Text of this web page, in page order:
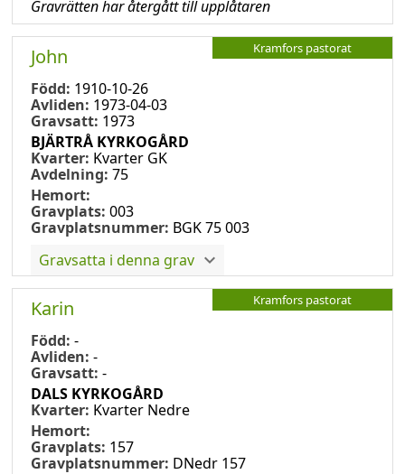
Gravrätten har återgått till upplåtaren
Kramfors pastorat
John
Född: 1910-10-26
Avliden: 1973-04-03
Gravsatt: 1973
BJÄRTRÅ KYRKOGÅRD
Kvarter: Kvarter GK
Avdelning: 75
Hemort:
Gravplats: 003
Gravplatsnummer: BGK 75 003
Gravsatta i denna grav
Kramfors pastorat
Karin
Född: -
Avliden: -
Gravsatt: -
DALS KYRKOGÅRD
Kvarter: Kvarter Nedre
Hemort:
Gravplats: 157
Gravplatsnummer: DNedr 157